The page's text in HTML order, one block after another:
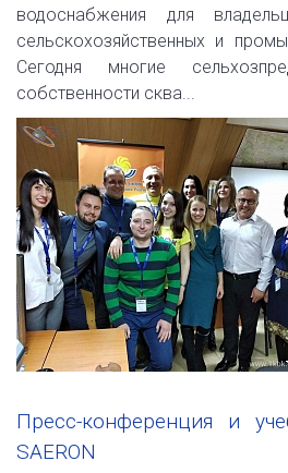
водоснабжения для
сельскохозяйственных и
Сегодня многие
собственности сква...
Пресс-конференция и
SAERON